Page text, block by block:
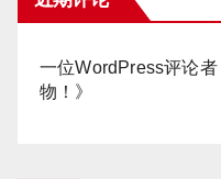
一位WordPress评论者
物！ 》